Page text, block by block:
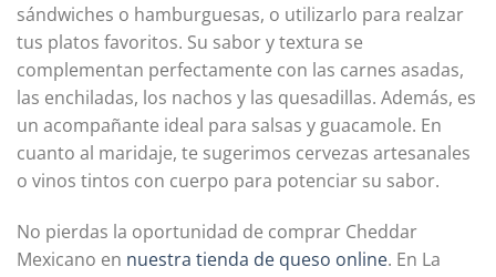
sándwiches o hamburguesas, o utilizarlo para realzar
tus platos favoritos. Su sabor y textura se
complementan perfectamente con las carnes asadas,
las enchiladas, los nachos y las quesadillas. Además, es
un acompañante ideal para salsas y guacamole. En
cuanto al maridaje, te sugerimos cervezas artesanales
o vinos tintos con cuerpo para potenciar su sabor.
No pierdas la oportunidad de comprar Cheddar
Mexicano en nuestra tienda de queso online. En La